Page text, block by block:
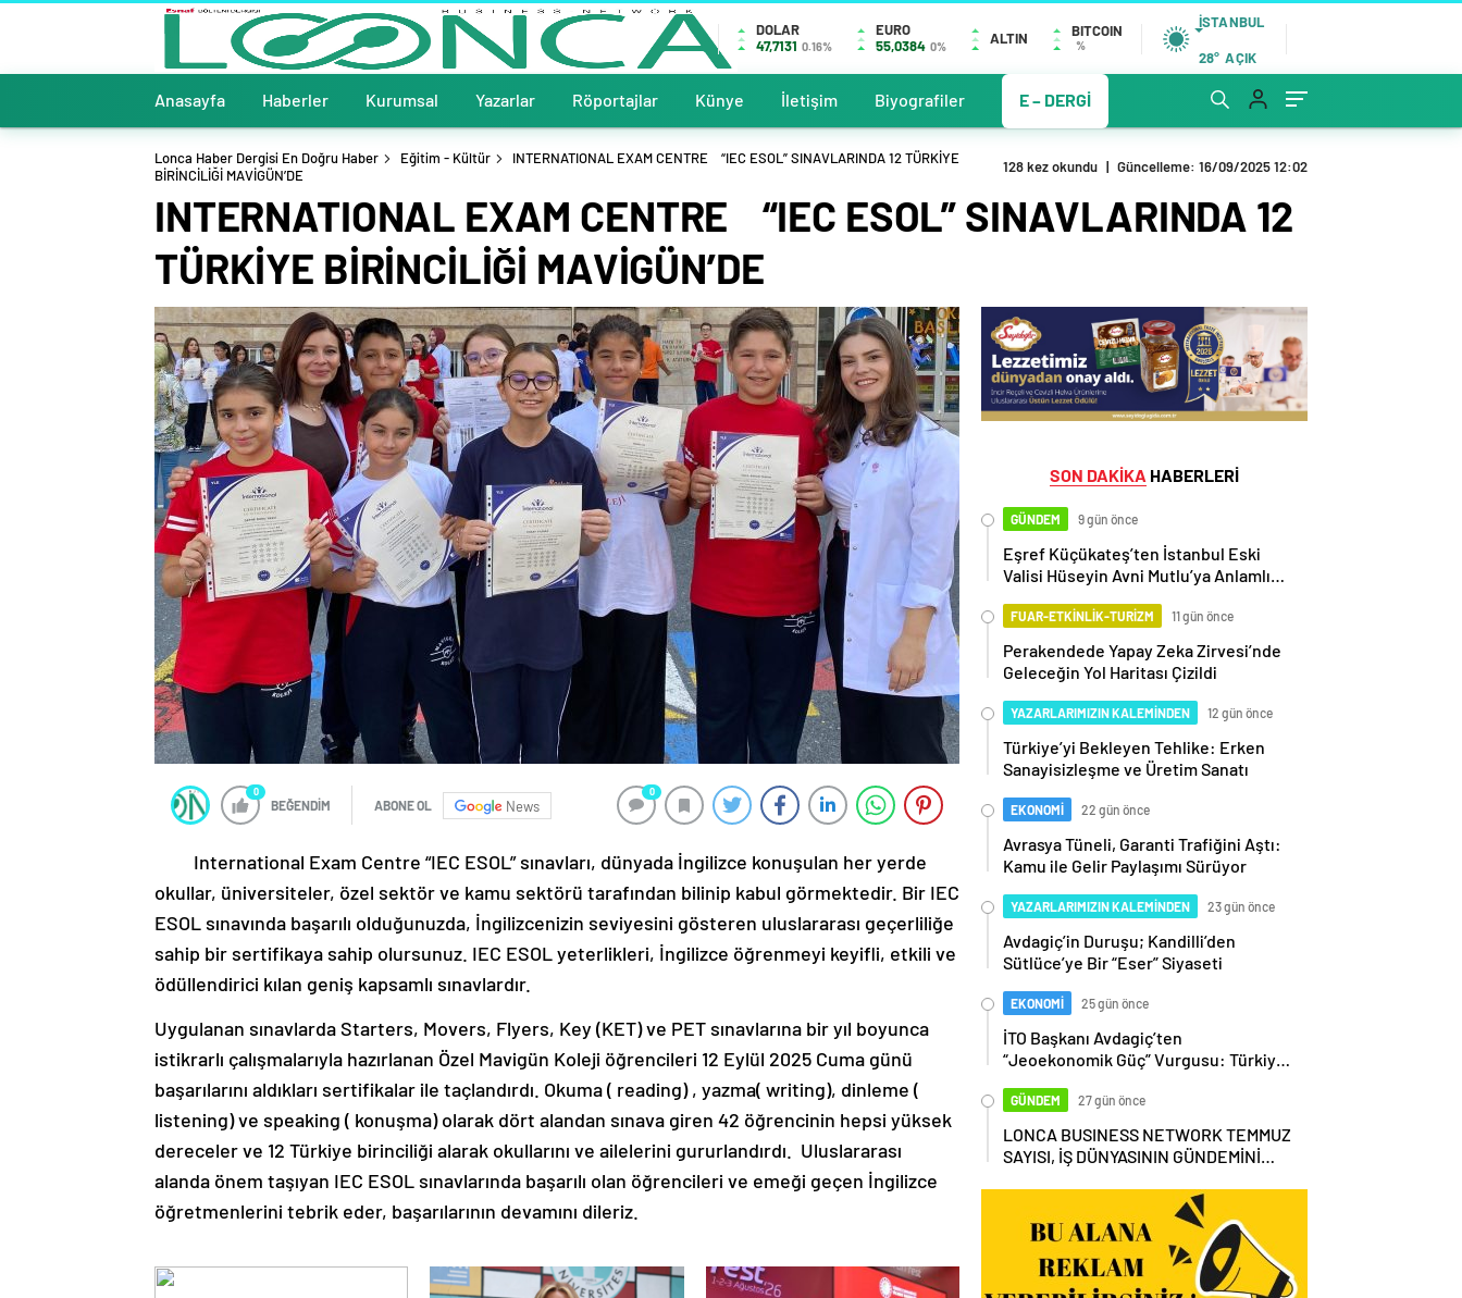
DOLAR
47,7131 0.16%
EURO
55,0384 0% ALTIN BITCOIN
%
İSTANBUL
28° AÇIK
Anasayfa Haberler Kurumsal Yazarlar Röportajlar Künye İletişim Biyografiler E – DERGİ
Lonca Haber Dergisi En Doğru Haber Eğitim - Kültür
INTERNATIONAL EXAM CENTRE “IEC ESOL” SINAVLARINDA 12 TÜRKİYE
BİRİNCİLİĞİ MAVİGÜN’DE
128 kez okundu | Güncelleme: 16/09/2025 12:02
INTERNATIONAL EXAM CENTRE “IEC ESOL” SINAVLARINDA 12
TÜRKİYE BİRİNCİLİĞİ MAVİGÜN’DE
0
BEĞENDİM ABONE OL News
0
International Exam Centre “IEC ESOL” sınavları, dünyada İngilizce konuşulan her yerde
okullar, üniversiteler, özel sektör ve kamu sektörü tarafından bilinip kabul görmektedir. Bir IEC
ESOL sınavında başarılı olduğunuzda, İngilizcenizin seviyesini gösteren uluslararası geçerliliğe
sahip bir sertifikaya sahip olursunuz. IEC ESOL yeterlikleri, İngilizce öğrenmeyi keyifli, etkili ve
ödüllendirici kılan geniş kapsamlı sınavlardır.
Uygulanan sınavlarda Starters, Movers, Flyers, Key (KET) ve PET sınavlarına bir yıl boyunca
istikrarlı çalışmalarıyla hazırlanan Özel Mavigün Koleji öğrencileri 12 Eylül 2025 Cuma günü
başarılarını aldıkları sertifikalar ile taçlandırdı. Okuma ( reading) , yazma( writing), dinleme (
listening) ve speaking ( konuşma) olarak dört alandan sınava giren 42 öğrencinin hepsi yüksek
dereceler ve 12 Türkiye birinciliği alarak okullarını ve ailelerini gururlandırdı. Uluslararası
alanda önem taşıyan IEC ESOL sınavlarında başarılı olan öğrencileri ve emeği geçen İngilizce
öğretmenlerini tebrik eder, başarılarının devamını dileriz.
SON DAKİKA HABERLERİ
GÜNDEM 9 gün önce
Eşref Küçükateş’ten İstanbul Eski
Valisi Hüseyin Avni Mutlu’ya Anlamlı
FUAR-ETKİNLİK-TURİZM 11 gün önce
Perakendede Yapay Zeka Zirvesi’nde
Geleceğin Yol Haritası Çizildi
YAZARLARIMIZIN KALEMİNDEN 12 gün önce
Türkiye’yi Bekleyen Tehlike: Erken
Sanayisizleşme ve Üretim Sanatı
EKONOMİ 22 gün önce
Avrasya Tüneli, Garanti Trafiğini Aştı:
Kamu ile Gelir Paylaşımı Sürüyor
YAZARLARIMIZIN KALEMİNDEN 23 gün önce
Avdagiç’in Duruşu; Kandilli’den
Sütlüce’ye Bir “Eser” Siyaseti
EKONOMİ 25 gün önce
İTO Başkanı Avdagiç’ten
“Jeoekonomik Güç” Vurgusu: Türkiye,
Olmalı
GÜNDEM 27 gün önce
LONCA BUSINESS NETWORK TEMMUZ
SAYISI, İŞ DÜNYASININ GÜNDEMİNİ